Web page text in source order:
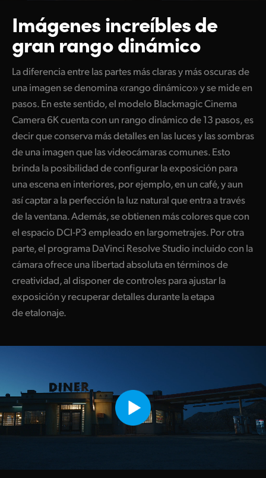
Imágenes increíblesde
gran rango dinámico
La diferencia entre las partes más claras y más oscuras de
una imagen se denomina «rango dinámico» y se mide en
pasos. En este sentido, el modelo Blackmagic Cinema
Camera 6K cuenta con un rango dinámico de 13 pasos, es
decir que conserva más detalles en las luces y las sombras
de una imagen que las videocámaras comunes. Esto
brinda la posibilidad de configurar la exposición para
una escena en interiores, por ejemplo, en un café, y aun
así captar a la perfección la luz natural que entra a través
de la ventana. Además, se obtienen más colores que con
el espacio DCI-P3 empleado en largometrajes. Por otra
parte, el programa DaVinci Resolve Studio incluido con la
cámara ofrece una libertad absoluta en términos de
creatividad, al disponer de controles para ajustar la
exposición y recuperar detalles durante la etapa
de etalonaje.